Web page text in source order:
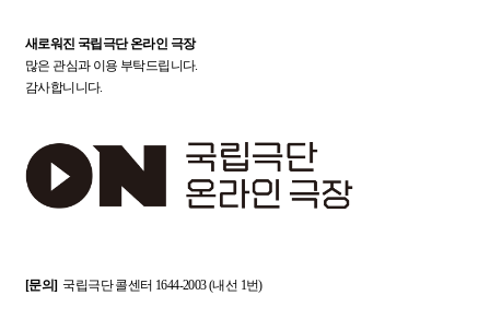
새로워진 국립극단 온라인 극장
많은 관심과 이용 부탁드립니다.
감사합니니다.
[문의] 국립극단 콜센터 1644-2003 (내선 1번)